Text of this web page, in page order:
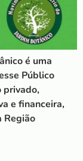
é uma
Público
privado,
e financeira,
Região